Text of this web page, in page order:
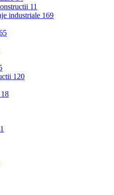
11
industriale 169
120
18